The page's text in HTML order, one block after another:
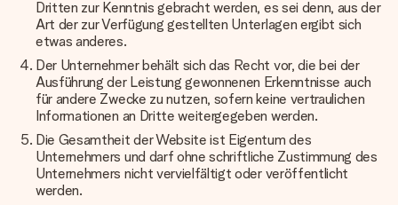
Dritten zur Kenntnis gebracht werden, es sei denn, aus der
Art der zur Verfügung gestellten Unterlagen ergibt sich
etwas anderes.
Der Unternehmer behält sich das Recht vor, die bei der
Ausführung der Leistung gewonnenen Erkenntnisse auch
für andere Zwecke zu nutzen, sofern keine vertraulichen
Informationen an Dritte weitergegeben werden.
Die Gesamtheit der Website ist Eigentum des
Unternehmers und darf ohne schriftliche Zustimmung des
Unternehmers nicht vervielfältigt oder veröffentlicht
werden.